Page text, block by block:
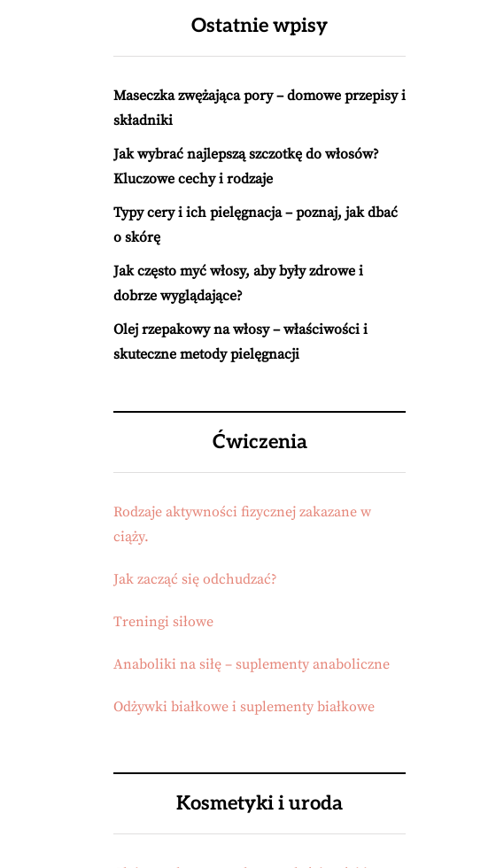
Ostatnie wpisy
Maseczka zwężająca pory – domowe przepisy i
składniki
Jak wybrać najlepszą szczotkę do włosów?
Kluczowe cechy i rodzaje
Typy cery i ich pielęgnacja – poznaj, jak dbać
o skórę
Jak często myć włosy, aby były zdrowe i
dobrze wyglądające?
Olej rzepakowy na włosy – właściwości i
skuteczne metody pielęgnacji
Ćwiczenia
Rodzaje aktywności fizycznej zakazane w
ciąży.
Jak zacząć się odchudzać?
Treningi siłowe
Anaboliki na siłę – suplementy anaboliczne
Odżywki białkowe i suplementy białkowe
Kosmetyki i uroda